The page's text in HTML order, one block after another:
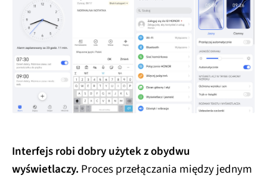
Interfejs robi dobry użytek z obydwu
wyświetlaczy. Proces przełączania między jednym